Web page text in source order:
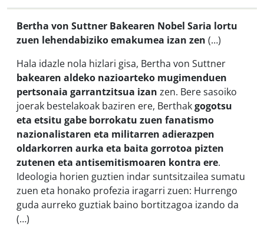
Bertha von Suttner Bakearen Nobel Saria lortu
zuen lehendabiziko emakumea izan zen (…)
Hala idazle nola hizlari gisa, Bertha von Suttner
bakearen aldeko nazioarteko mugimenduen
pertsonaia garrantzitsua izan zen. Bere sasoiko
joerak bestelakoak baziren ere, Berthakgogotsu
eta etsitu gabe borrokatu zuen fanatismo
nazionalistaren eta militarren adierazpen
oldarkorren aurka eta baita gorrotoa pizten
zutenen eta antisemitismoaren kontra ere.
Ideologia horien guztien indar suntsitzailea sumatu
zuen eta honako profezia iragarri zuen: Hurrengo
guda aurreko guztiak baino bortitzagoa izando da
(…)